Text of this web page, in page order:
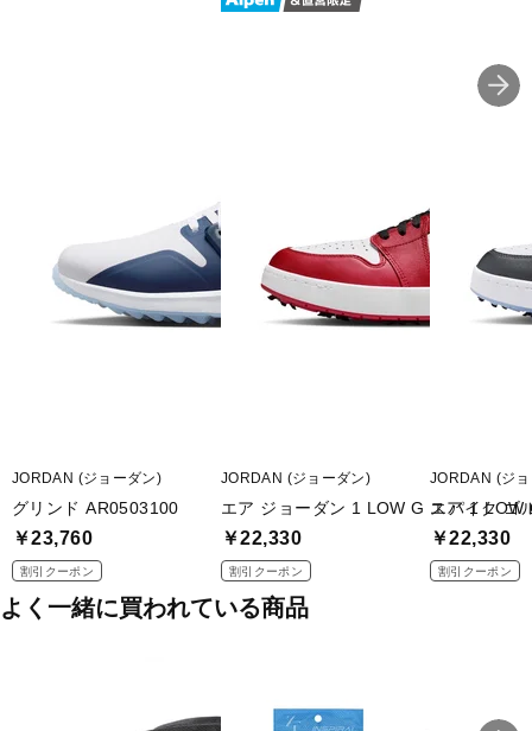
JORDAN (ジョーダン)
グリンド AR0503100
￥23,760
割引クーポン
JORDAN (ジョーダン)
エア ジョーダン 1 LOW G スパイク ゴ
￥22,330
割引クーポン
JORDAN (ジ
エア 1 LOW
￥22,330
割引クーポン
よく一緒に買われている商品